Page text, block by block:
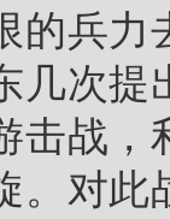
的兵
几次
击战，
。对此